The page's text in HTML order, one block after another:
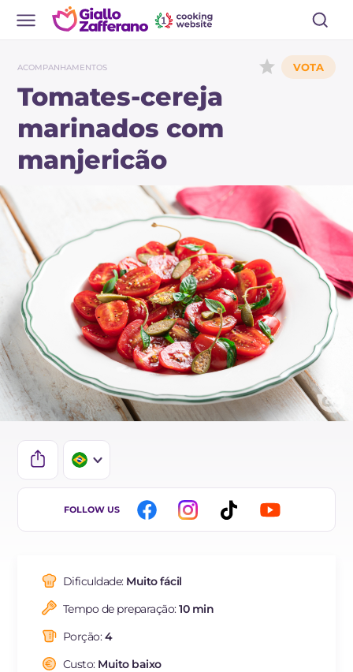
ACOMPANHAMENTOS
Tomates-cereja
marinados com
manjericão
IT
ES
FR
NL
FOLLOW US
Dificuldade: Muito fácil
Tempo de preparação:10 min
Porção:4
Custo: Muito baixo